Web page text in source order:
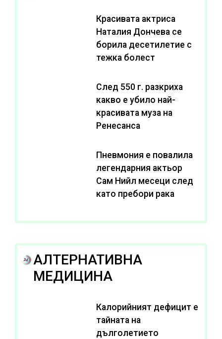
Красивата актриса
Наталия Дончева се
борила десетилетие с
тежка болест
След 550 г. разкриха
какво е убило най-
красивата муза на
Ренесанса
Пневмония е повалила
легендарния актьор
Сам Нийл месеци след
като пребори рака
АЛТЕРНАТИВНА
МЕДИЦИНА
Калорийният дефицит е
тайната на
дълголетието